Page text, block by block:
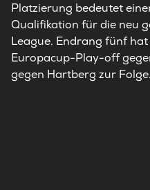
Platzierung bedeutet
Qualifikation für die neu
League. Endrang fünf hat
Europacup-Play-off
gegen Hartberg zur Folge.